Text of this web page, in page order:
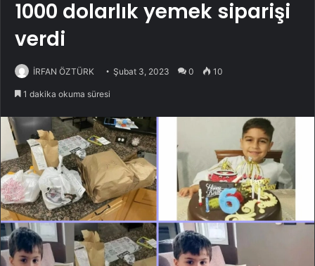
1000 dolarlık yemek siparişi
verdi
İRFAN ÖZTÜRK Şubat 3, 2023 0 10
1 dakika okuma süresi